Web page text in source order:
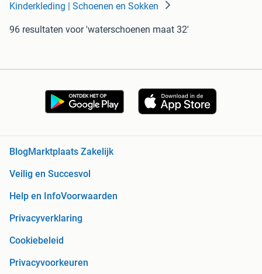
Kinderkleding | Schoenen en Sokken
96 resultaten voor 'waterschoenen maat 32'
Blog Marktplaats Zakelijk
Veilig en Succesvol
Help en InfoVoorwaarden
Privacyverklaring
Cookiebeleid
Privacyvoorkeuren